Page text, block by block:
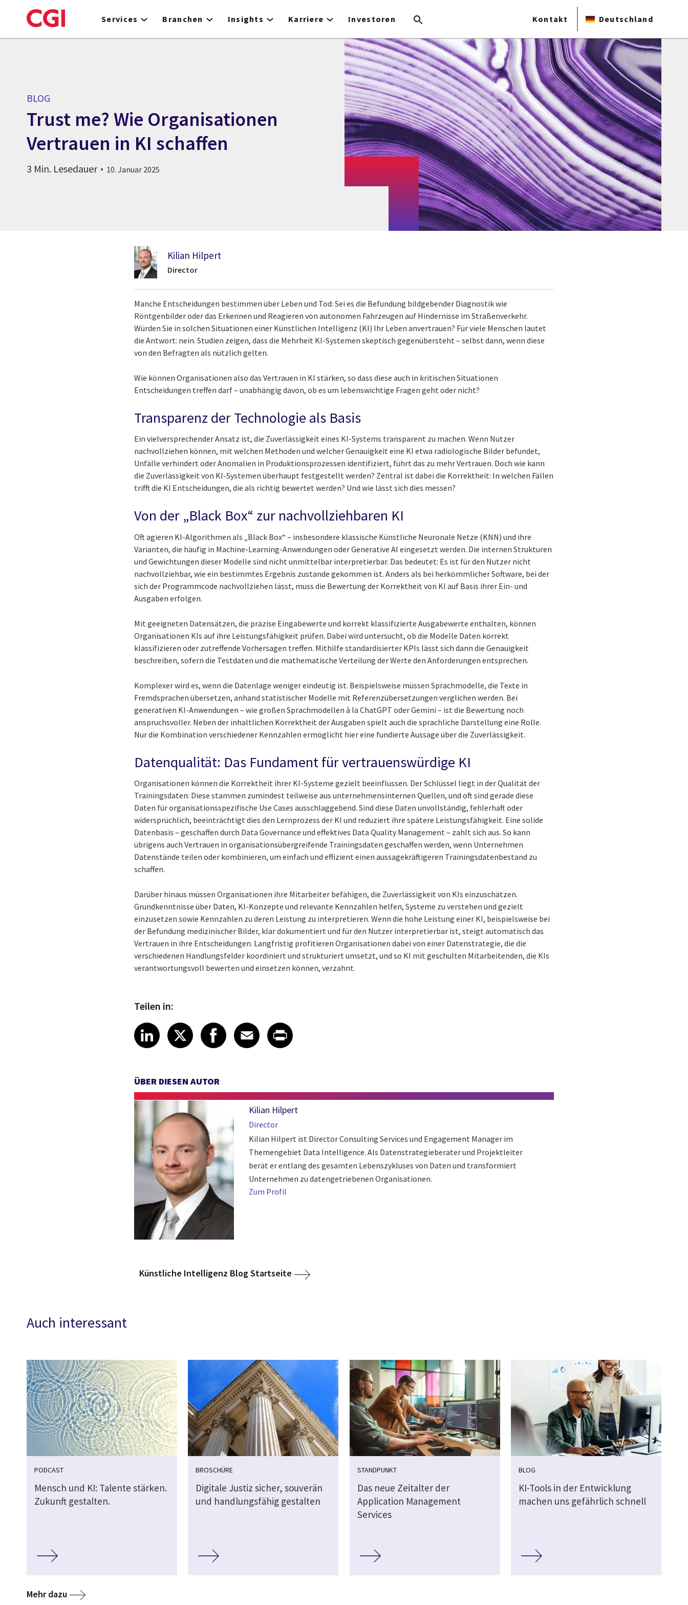
to
Services Branchen Insights Karriere Investoren Kontakt Deutschland
BLOG
Trust me? Wie Organisationen
Vertrauen in KI schaffen
3 Min. Lesedauer 10. Januar 2025
Kilian Hilpert
Director
Manche Entscheidungen bestimmen über Leben und Tod: Sei es die Befundung bildgebender Diagnostik wie
Röntgenbilder oder das Erkennen und Reagieren von autonomen Fahrzeugen auf Hindernisse im Straßenverkehr.
Würden Sie in solchen Situationen einer Künstlichen Intelligenz (KI) Ihr Leben anvertrauen? Für viele Menschen lautet
die Antwort: nein. Studien zeigen, dass die Mehrheit KI-Systemen skeptisch gegenübersteht – selbst dann, wenn diese
von den Befragten als nützlich gelten.
Wie können Organisationen also das Vertrauen in KI stärken, so dass diese auch in kritischen Situationen
Entscheidungen treffen darf – unabhängig davon, ob es um lebenswichtige Fragen geht oder nicht?
Transparenz der Technologie als Basis
Ein vielversprechender Ansatz ist, die Zuverlässigkeit eines KI-Systems transparent zu machen. Wenn Nutzer
nachvollziehen können, mit welchen Methoden und welcher Genauigkeit eine KI etwa radiologische Bilder befundet,
Unfälle verhindert oder Anomalien in Produktionsprozessen identifiziert, führt das zu mehr Vertrauen. Doch wie kann
die Zuverlässigkeit von KI-Systemen überhaupt festgestellt werden? Zentral ist dabei die Korrektheit: In welchen Fällen
trifft die KI Entscheidungen, die als richtig bewertet werden? Und wie lässt sich dies messen?
Von der „Black Box“ zur nachvollziehbaren KI
Oft agieren KI-Algorithmen als „Black Box“ – insbesondere klassische Künstliche Neuronale Netze (KNN) und ihre
Varianten, die häufig in Machine-Learning-Anwendungen oder Generative AI eingesetzt werden. Die internen Strukturen
und Gewichtungen dieser Modelle sind nicht unmittelbar interpretierbar. Das bedeutet: Es ist für den Nutzer nicht
nachvollziehbar, wie ein bestimmtes Ergebnis zustande gekommen ist. Anders als bei herkömmlicher Software, bei der
sich der Programmcode nachvollziehen lässt, muss die Bewertung der Korrektheit von KI auf Basis ihrer Ein- und
Ausgaben erfolgen.
Mit geeigneten Datensätzen, die präzise Eingabewerte und korrekt klassifizierte Ausgabewerte enthalten, können
Organisationen KIs auf ihre Leistungsfähigkeit prüfen. Dabei wird untersucht, ob die Modelle Daten korrekt
klassifizieren oder zutreffende Vorhersagen treffen. Mithilfe standardisierter KPIs lässt sich dann die Genauigkeit
beschreiben, sofern die Testdaten und die mathematische Verteilung der Werte den Anforderungen entsprechen.
Komplexer wird es, wenn die Datenlage weniger eindeutig ist. Beispielsweise müssen Sprachmodelle, die Texte in
Fremdsprachen übersetzen, anhand statistischer Modelle mit Referenzübersetzungen verglichen werden. Bei
generativen KI-Anwendungen – wie großen Sprachmodellen à la ChatGPT oder Gemini – ist die Bewertung noch
anspruchsvoller. Neben der inhaltlichen Korrektheit der Ausgaben spielt auch die sprachliche Darstellung eine Rolle.
Nur die Kombination verschiedener Kennzahlen ermöglicht hier eine fundierte Aussage über die Zuverlässigkeit.
Datenqualität: Das Fundament für vertrauenswürdige KI
Organisationen können die Korrektheit ihrer KI-Systeme gezielt beeinflussen. Der Schlüssel liegt in der Qualität der
Trainingsdaten: Diese stammen zumindest teilweise aus unternehmensinternen Quellen, und oft sind gerade diese
Daten für organisationsspezifische Use Cases ausschlaggebend. Sind diese Daten unvollständig, fehlerhaft oder
widersprüchlich, beeinträchtigt dies den Lernprozess der KI und reduziert ihre spätere Leistungsfähigkeit. Eine solide
Datenbasis – geschaffen durch Data Governance und effektives Data Quality Management – zahlt sich aus. So kann
übrigens auch Vertrauen in organisationsübergreifende Trainingsdaten geschaffen werden, wenn Unternehmen
Datenstände teilen oder kombinieren, um einfach und effizient einen aussagekräftigeren Trainingsdatenbestand zu
schaffen.
Darüber hinaus müssen Organisationen ihre Mitarbeiter befähigen, die Zuverlässigkeit von KIs einzuschätzen.
Grundkenntnisse über Daten, KI-Konzepte und relevante Kennzahlen helfen, Systeme zu verstehen und gezielt
einzusetzen sowie Kennzahlen zu deren Leistung zu interpretieren. Wenn die hohe Leistung einer KI, beispielsweise bei
der Befundung medizinischer Bilder, klar dokumentiert und für den Nutzer interpretierbar ist, steigt automatisch das
Vertrauen in ihre Entscheidungen. Langfristig profitieren Organisationen dabei von einer Datenstrategie, die die
verschiedenen Handlungsfelder koordiniert und strukturiert umsetzt, und so KI mit geschulten Mitarbeitenden, die KIs
verantwortungsvoll bewerten und einsetzen können, verzahnt.
Teilen in:
Share article on LinkedIn
LinkedIn
Share article on X
XShare article on Facebook
Facebook
Share article on Email
Email
Share article on Print
ÜBER DIESEN AUTOR
Kilian Hilpert
Director
Kilian Hilpert ist Director Consulting Services und Engagement Manager im
Themengebiet Data Intelligence. Als Datenstrategieberater und Projektleiter
berät er entlang des gesamten Lebenszykluses von Daten und transformiert
Unternehmen zu datengetriebenen Organisationen.
Zum Profil
Künstliche Intelligenz Blog Startseite
Auch interessant
PODCAST
Mensch und KI: Talente stärken.
Zukunft gestalten.
BROSCHÜRE
Digitale Justiz sicher, souverän
und handlungsfähig gestalten
STANDPUNKT
Das neue Zeitalter der
Application Management
Services
BLOG
KI-Tools in der Entwicklung
machen uns gefährlich schnell
Mehr dazu